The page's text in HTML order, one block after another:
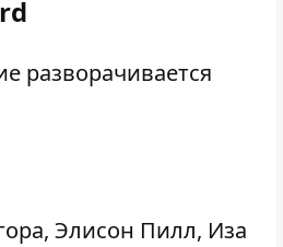
разворачивается
Элисон Пилл, Иза